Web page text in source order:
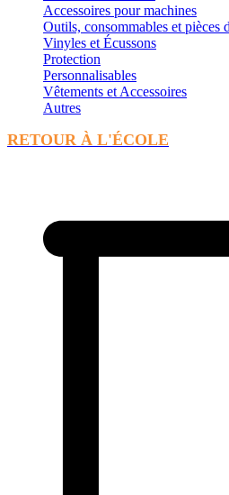
Accessoires pour machines
Outils, consommables et pièces
Vinyles et Écussons
Protection
Personnalisables
Vêtements et Accessoires
Autres
RETOUR À L'ÉCOLE